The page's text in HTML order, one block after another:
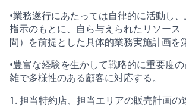
•業務遂行にあたっては自律的に活動し
指示のもとに、自ら与えられたリソース
間）を前提とした具体的業務実施計画を
•豊富な経験を生かして戦略的に重要度
雑で多様性のある顧客に対応する。
1. 担当特約店、担当エリアの販売計画の